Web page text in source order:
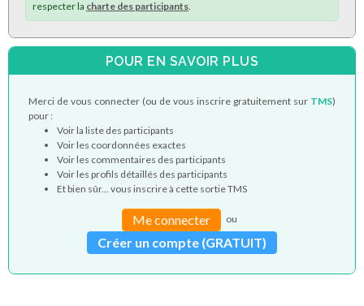
respecter la charte des participants
POUR EN SAVOIR PLUS
Merci de vous connecter (ou de vous inscrire gratuitement sur TMS)
pour :
Voir la liste des participants
Voir les coordonnées exactes
Voir les commentaires des participants
Voir les profils détaillés des participants
Et bien sûr... vous inscrire à cette sortie TMS
Me connecter ou
Créer un compte (GRATUIT)